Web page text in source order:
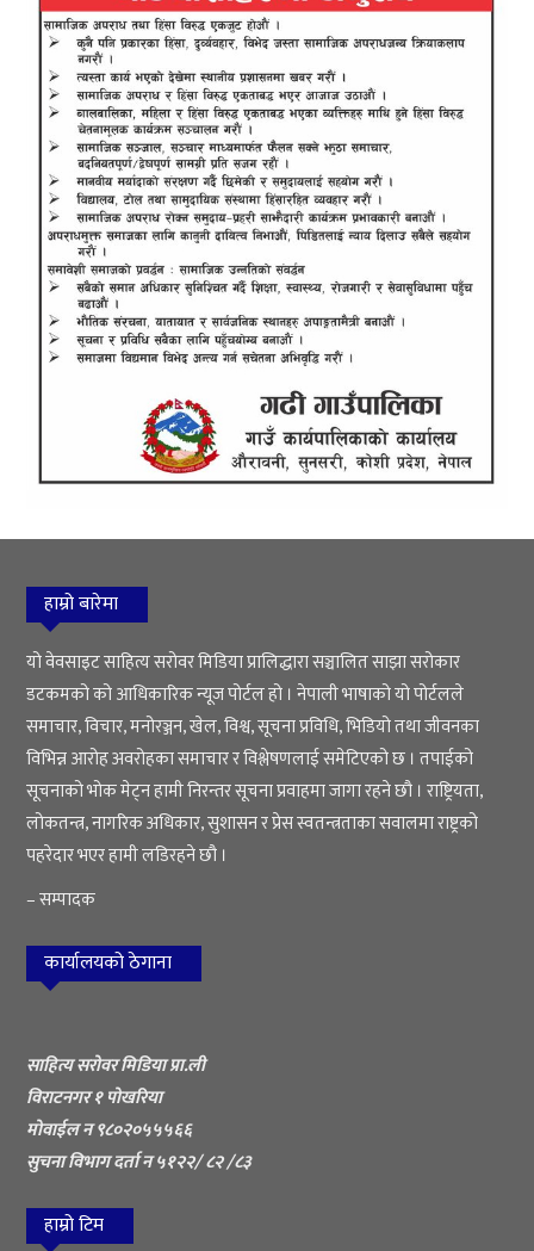
हाम्रो बारेमा
यो वेवसाइट साहित्य सरोवर मिडिया प्रालिद्धारा सञ्चालित साझा सरोकार
डटकमको को आधिकारिक न्यूज पोर्टल हो । नेपाली भाषाको यो पोर्टलले
समाचार, विचार, मनोरञ्जन, खेल, विश्व, सूचना प्रविधि, भिडियो तथा जीवनका
विभिन्न आरोह अवरोहका समाचार र विश्लेषणलाई समेटिएको छ । तपाईको
सूचनाको भोक मेट्न हामी निरन्तर सूचना प्रवाहमा जागा रहने छौ । राष्ट्रियता,
लोकतन्त्र, नागरिक अधिकार, सुशासन र प्रेस स्वतन्त्रताका सवालमा राष्ट्रको
पहरेदार भएर हामी लडिरहने छौ ।
– सम्पादक
कार्यालयको ठेगाना
साहित्य सरोवर मिडिया प्रा.ली
विराटनगर १ पोखरिया
मोवाईल न ९८०२०५५५६६
सुचना विभाग दर्ता न ५१२२/ ८२ /८३
हाम्रो टिम